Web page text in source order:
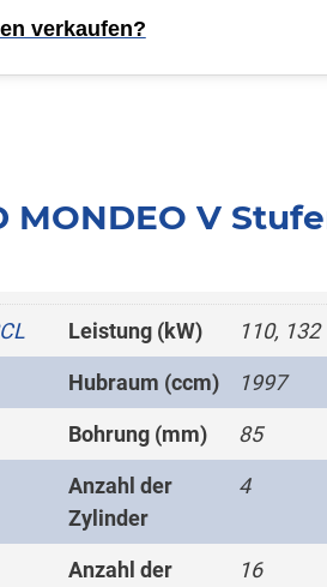
verkaufen?
V
Leistung (kW) 110, 132
Hubraum (ccm) 1997
Bohrung (mm) 85
Anzahl der
Zylinder
4
Anzahl der
16